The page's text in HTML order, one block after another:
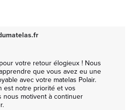
votre retour élogieux ! Nous
que vous avez eu une
avec votre matelas Polair.
est notre priorité et vos
nous motivent à continuer